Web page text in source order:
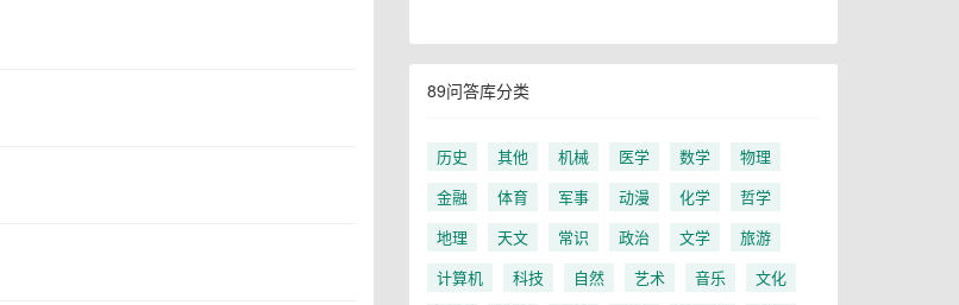
89问答库分类
历史 其他 机械 医学 数学
物理
金融
体育 军事 动漫 化学
哲学
地理
天文 常识 政治 文学
旅游
计算机
科技 自然 艺术 音乐
文化